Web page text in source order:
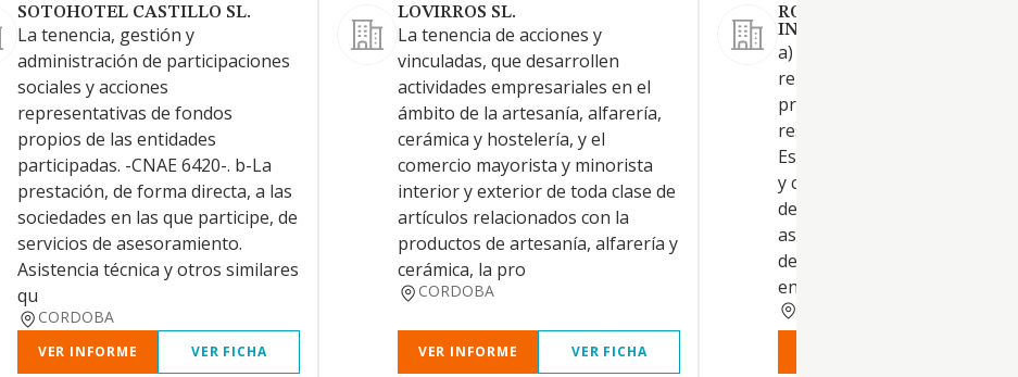
SOTOHOTEL CASTILLO SL.
La tenencia, gestión y
administración de participaciones
sociales y acciones
representativas de fondos
propios de las entidades
participadas. -CNAE 6420-. b-La
prestación, de forma directa, a las
sociedades en las que participe, de
servicios de asesoramiento.
Asistencia técnica y otros similares
qu
CORDOBA
VER INFORME VER FICHA
LOVIRROS SL.
La tenencia de acciones y
vinculadas, que desarrollen
actividades empresariales en el
ámbito de la artesanía, alfarería,
cerámica y hostelería, y el
comercio mayorista y minorista
interior y exterior de toda clase de
artículos relacionados con la
productos de artesanía, alfarería y
cerámica, la pro
CORDOBA
VER INFORME VER FICHA
ROSMARINO POLAND
INVESTMENTS SL.
a) La tenencia de los volares
representativos de los
propios de entidades
residentes y no residentes en
España, para ejercer los
y cumplir las obligaciones
derivadas de la condición de
así como para adoptar las
decisiones relativas a las
entidades partici.